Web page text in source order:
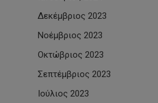
Δεκέμβριος 2023
Νοέμβριος 2023
Οκτώβριος 2023
Σεπτέμβριος 2023
Ιούλιος 2023